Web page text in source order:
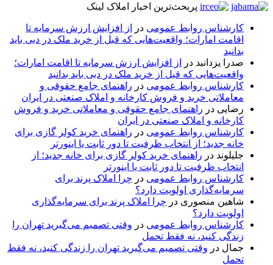
پربحث‌ترین اخبار املاک لینک
کارشناس روابط عمومی در
از افزایش ارزش سرمایه تا
اقامت امارات؛ واقعیت‌هایی که قبل از خرید ملک در دبی باید
بدانید
صدرا یزدانبد در
از افزایش ارزش سرمایه تا اقامت امارات؛
واقعیت‌هایی که قبل از خرید ملک در دبی باید بدانید
کارشناس روابط عمومی در راهنمای جامع حقوقی و
معاملاتی خرید و فروش کارخانه و املاک صنعتی در ایران
رضایی در راهنمای جامع حقوقی و معاملاتی خرید و فروش
کارخانه و املاک صنعتی در ایران
کارشناس روابط عمومی در راهنمای خرید کولر گازی برای
خانه جدید؛ از انتخاب ظرفیت تا دور ثابت یا اینورتر
جلیلوند در راهنمای خرید کولر گازی برای خانه جدید؛ از
انتخاب ظرفیت تا دور ثابت یا اینورتر
کارشناس روابط عمومی در چرا املاک پرند برای
سرمایه‌گذاری اولویت دارد؟
شاهین منصوری در چرا املاک پرند برای سرمایه‌گذاری
اولویت دارد؟
کارشناس روابط عمومی در وقتی تصمیم می‌گیرید تهران را
زندگی کنید، نه فقط تحمل
جمال در وقتی تصمیم می‌گیرید تهران را زندگی کنید، نه فقط
تحمل